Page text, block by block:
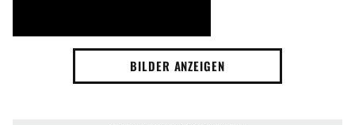
BILDER ANZEIGEN